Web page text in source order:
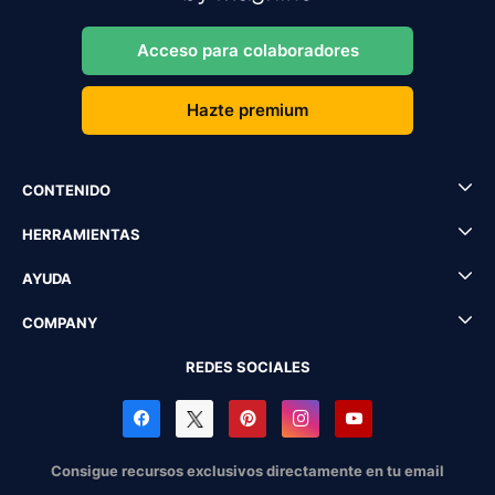
Acceso para colaboradores
Hazte premium
CONTENIDO
HERRAMIENTAS
AYUDA
COMPANY
REDES SOCIALES
Consigue recursos exclusivos directamente en tu email